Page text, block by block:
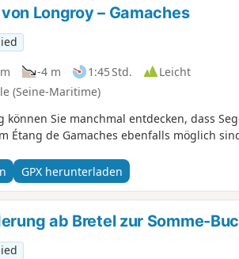
Longroy – Gamaches
-4 m 1:45 Std.
Leicht
(Seine-Maritime)
Sie manchmal entdecken, dass
Étang de Gamaches ebenfalls möglich
GPX herunterladen
ab Bretel zur Somme-